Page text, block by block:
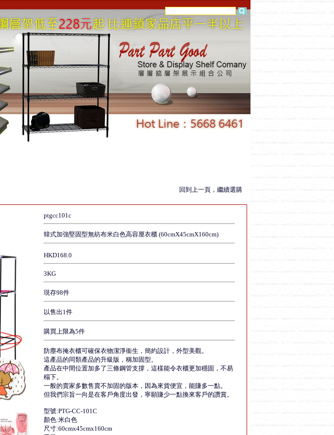
回到上一頁，繼續選購
ptgcc101c
韓式加強堅固型無紡布米白色高容厘衣櫃 (60cmX45cmX160cm)
HKD168.0
3KG
現存98件
以售出1件
購買上限為5件
防塵布掩衣櫃可確保衣物潔淨衞生，簡約設計，外型美觀。
這產品的同類產品的升級版，稱加固型。
產品在中間位置加多了三條鋼管支撐，這樣能令衣櫃更加穩固，不易
榻下。
一般的賣家多數售賣不加固的版本，因為來貨便宜，能賺多一點。
但我們宗旨一向是在客戶角度出發，寧願賺少一點換來客戶的讚賞。
型號:PTG-CC-101C
顏色:米白色
尺寸:60cmx45cmx160cm